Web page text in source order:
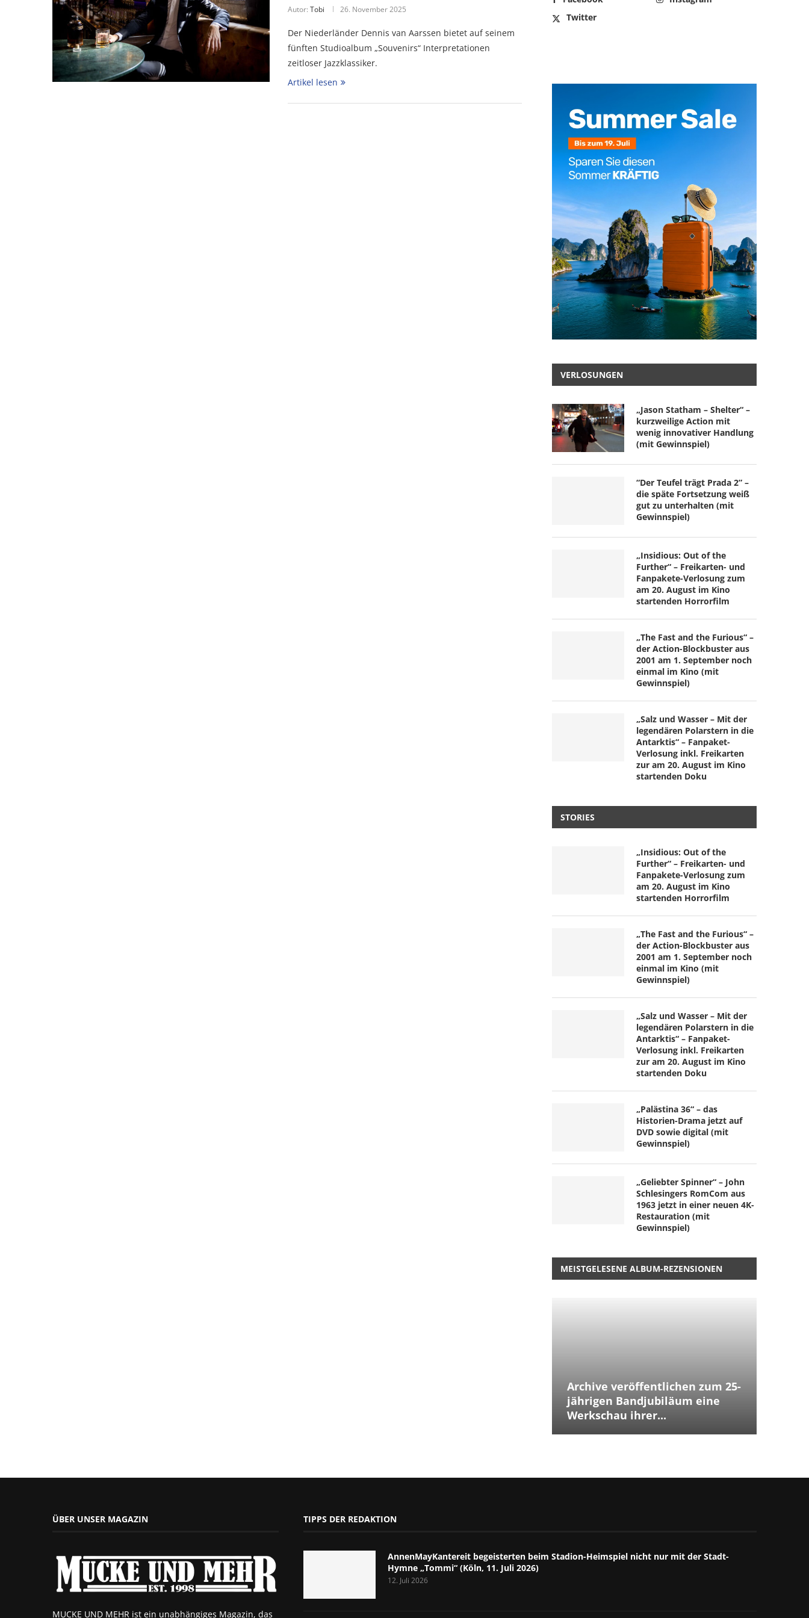
Autor: Tobi 26. November 2025
Der Niederländer Dennis van Aarssen bietet auf seinem
fünften Studioalbum „Souvenirs“ Interpretationen
zeitloser Jazzklassiker.
Artikel lesen
Twitter
VERLOSUNGEN
„Jason Statham – Shelter“ –
kurzweilige Action mit
wenig innovativer Handlung
(mit Gewinnspiel)
“Der Teufel trägt Prada 2” –
die späte Fortsetzung weiß
gut zu unterhalten (mit
Gewinnspiel)
„Insidious: Out of the
Further“ – Freikarten- und
Fanpakete-Verlosung zum
am 20. August im Kino
startenden Horrorfilm
„The Fast and the Furious“ –
der Action-Blockbuster aus
2001 am 1. September noch
einmal im Kino (mit
Gewinnspiel)
„Salz und Wasser – Mit der
legendären Polarstern in die
Antarktis“ – Fanpaket-
Verlosung inkl. Freikarten
zur am 20. August im Kino
startenden Doku
STORIES
„Insidious: Out of the
Further“ – Freikarten- und
Fanpakete-Verlosung zum
am 20. August im Kino
startenden Horrorfilm
„The Fast and the Furious“ –
der Action-Blockbuster aus
2001 am 1. September noch
einmal im Kino (mit
Gewinnspiel)
„Salz und Wasser – Mit der
legendären Polarstern in die
Antarktis“ – Fanpaket-
Verlosung inkl. Freikarten
zur am 20. August im Kino
startenden Doku
„Palästina 36“ – das
Historien-Drama jetzt auf
DVD sowie digital (mit
Gewinnspiel)
„Geliebter Spinner“ – John
Schlesingers RomCom aus
1963 jetzt in einer neuen 4K-
Restauration (mit
Gewinnspiel)
MEISTGELESENE ALBUM-REZENSIONEN
Archive veröffentlichen zum 25-
jährigen Bandjubiläum eine
Werkschau ihrer...
ÜBER UNSER MAGAZIN
MUCKE UND MEHR ist ein unabhängiges Magazin, das
TIPPS DER REDAKTION
AnnenMayKantereit begeisterten beim Stadion-Heimspiel nicht nur mit der Stadt-
Hymne „Tommi“ (Köln, 11. Juli 2026)
12. Juli 2026